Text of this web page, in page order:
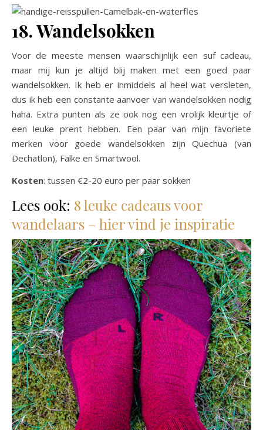
18. Wandelsokken
Voor de meeste mensen waarschijnlijk een suf cadeau,
maar mij kun je altijd blij maken met een goed paar
wandelsokken. Ik heb er inmiddels al heel wat versleten,
dus ik heb een constante aanvoer van wandelsokken nodig
haha. Extra punten als ze ook nog een vrolijk kleurtje of
een leuke prent hebben. Een paar van mijn favoriete
merken voor goede wandelsokken zijn Quechua (van
Dechatlon), Falke en Smartwool.
Kosten: tussen €2-20 euro per paar sokken
Lees ook: 8 leuke cadeaus voor
wandelaars – hier vind je inspiratie